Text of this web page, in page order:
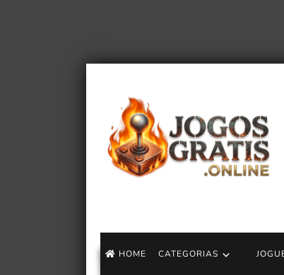
HOME CATEGORIAS